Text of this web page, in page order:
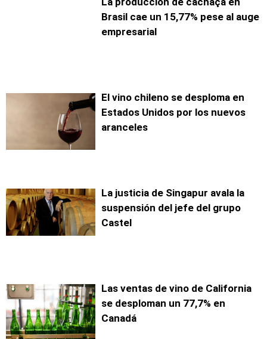
Brasil cae un 15,77% pese al auge
empresarial
El vino chileno se desploma en
Estados Unidos por los nuevos
aranceles
La justicia de Singapur avala la
suspensión del jefe del grupo
Castel
Las ventas de vino de California
se desploman un 77,7% en
Canadá